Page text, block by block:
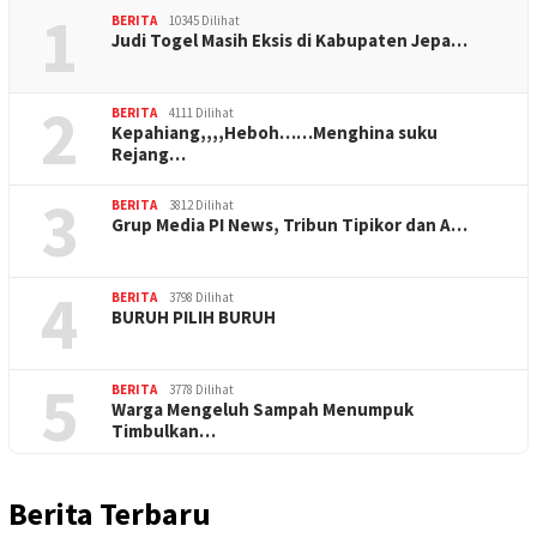
1 BERITA 10345 Dilihat
Judi Togel Masih Eksis di Kabupaten Jepa…
2 BERITA 4111 Dilihat
Kepahiang,,,,Heboh……Menghina suku
Rejang…
3 BERITA 3812 Dilihat
Grup Media PI News, Tribun Tipikor dan A…
4 BERITA 3798 Dilihat
BURUH PILIH BURUH
5 BERITA 3778 Dilihat
Warga Mengeluh Sampah Menumpuk
Timbulkan…
Berita Terbaru